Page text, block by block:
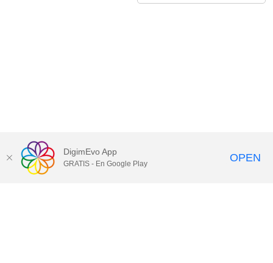
DigimEvo App
GRATIS - En Google Play OPEN